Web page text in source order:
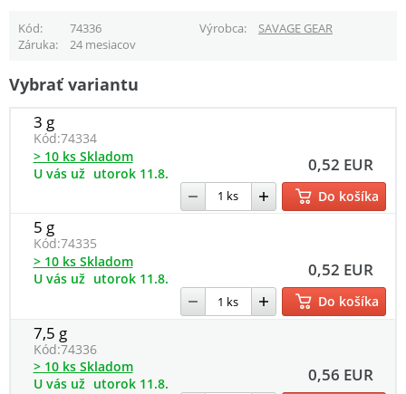
Kód 74336 Výrobca
SAVAGE GEAR
Záruka
24 mesiacov
Vybrať variantu
3 g
Kód:74334
0,52 EUR
> 10 ks Skladom
U vás už utorok 11.8.
Do košíka
5 g
Kód:74335
0,52 EUR
> 10 ks Skladom
U vás už utorok 11.8.
Do košíka
7,5 g
Kód:74336
0,56 EUR
> 10 ks Skladom
U vás už utorok 11.8.